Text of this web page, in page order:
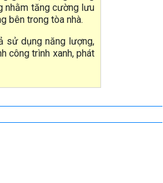
nhằm tăng cường lưu
bên trong tòa nhà.
sử dụng năng lượng,
công trình xanh, phát